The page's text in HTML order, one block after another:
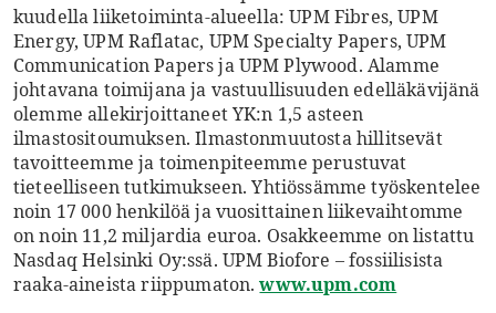
kuudella liiketoiminta-alueella: UPM Fibres, UPM
Energy, UPM Raflatac, UPM Specialty Papers, UPM
Communication Papers ja UPM Plywood. Alamme
johtavana toimijana ja vastuullisuuden edelläkävijänä
olemme allekirjoittaneet YK:n 1,5 asteen
ilmastositoumuksen. Ilmastonmuutosta hillitsevät
tavoitteemme ja toimenpiteemme perustuvat
tieteelliseen tutkimukseen. Yhtiössämme työskentelee
noin 17 000 henkilöä ja vuosittainen liikevaihtomme
on noin 11,2 miljardia euroa. Osakkeemme on listattu
Nasdaq Helsinki Oy:ssä. UPM Biofore – fossiilisista
raaka-aineista riippumaton.www.upm.com